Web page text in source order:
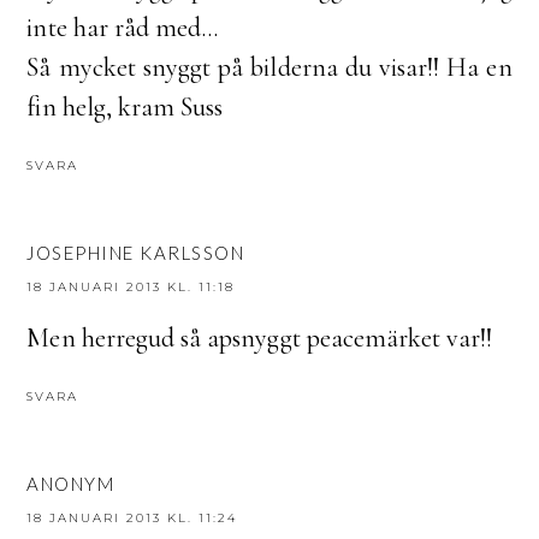
inte har råd med...
Så mycket snyggt på bilderna du visar!! Ha en
fin helg, kram Suss
SVARA
JOSEPHINE KARLSSON
18 JANUARI 2013 KL. 11:18
Men herregud så apsnyggt peacemärket var!!
SVARA
ANONYM
18 JANUARI 2013 KL. 11:24